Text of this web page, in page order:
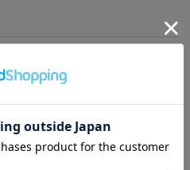
ラクター、KUMATAN＆KUMATAN
ットで登場！シールは大きめサイズ